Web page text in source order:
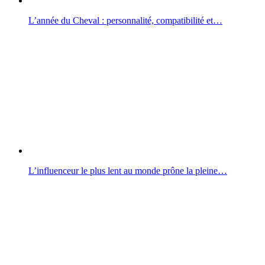
L’année du Cheval : personnalité, compatibilité et…
L’influenceur le plus lent au monde prône la pleine…